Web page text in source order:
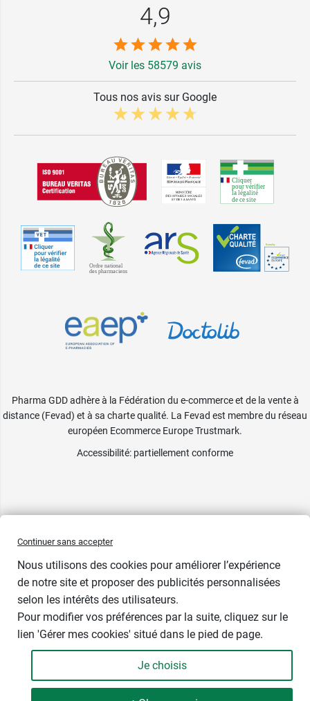
4,9
Voir les 58579 avis
Tous nos avis sur Google
Pharma GDD adhère à la Fédération du e-commerce et de la vente à
distance (Fevad) et à sa charte qualité. La Fevad est membre du réseau
européen Ecommerce Europe Trustmark.
Accessibilité: partiellement conforme
Continuer sans accepter
Nous utilisons des cookies pour améliorer l’expérience
de notre site et proposer des publicités personnalisées
selon les intérêts des utilisateurs.
Pour modifier vos préférences par la suite, cliquez sur le
lien 'Gérer mes cookies' situé dans le pied de page.
Je choisis